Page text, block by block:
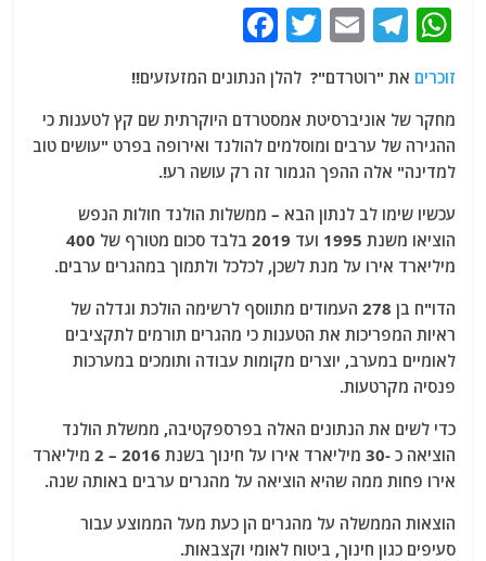
W
at
s
A
p
p
T
e
g
ra
m
E
ai
l
T
w
itt
er
c
e
b
o
o
k
זוכרים את "רוטרדם"? להלן הנתונים המזעזעים!!
מחקר של אוניברסיטת אמסטרדם היוקרתית שם קץ לטענות כי
ההגירה של ערבים ומוסלמים להולנד ואירופה בפרט "עושים טוב
למדינה" אלה ההפך הגמור זה רק עושה רע!.
עכשיו שימו לב לנתון הבא – ממשלות הולנד חולות הנפש
הוציאו משנת 1995 ועד 2019 בלבד סכום מטורף של 400
מיליארד אירו על מנת לשכן, לכלכל ולתמוך במהגרים ערבים.
הדו"ח בן 278 העמודים מתווסף לרשימה הולכת וגדלה של
ראיות המפריכות את הטענות כי מהגרים תורמים לתקציבים
לאומיים במערב, יוצרים מקומות עבודה ותומכים במערכות
פנסיה מקרטעות.
כדי לשים את הנתונים האלה בפרספקטיבה, ממשלת הולנד
הוציאה כ -30 מיליארד אירו על חינוך בשנת 2016 – 2 מיליארד
אירו פחות ממה שהיא הוציאה על מהגרים ערבים באותה שנה.
הוצאות הממשלה על מהגרים הן כעת מעל הממוצע עבור
סעיפים כגון חינוך, ביטוח לאומי וקצבאות.